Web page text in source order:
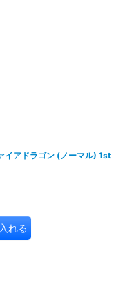
アドラゴン (ノーマル) 1st
れる